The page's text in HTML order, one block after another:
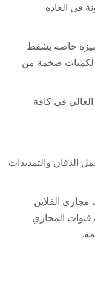
في العادة
خاصة بشفط
لكميات ضخمة من
في كافة
والتمديدات
القلاين
المجاري